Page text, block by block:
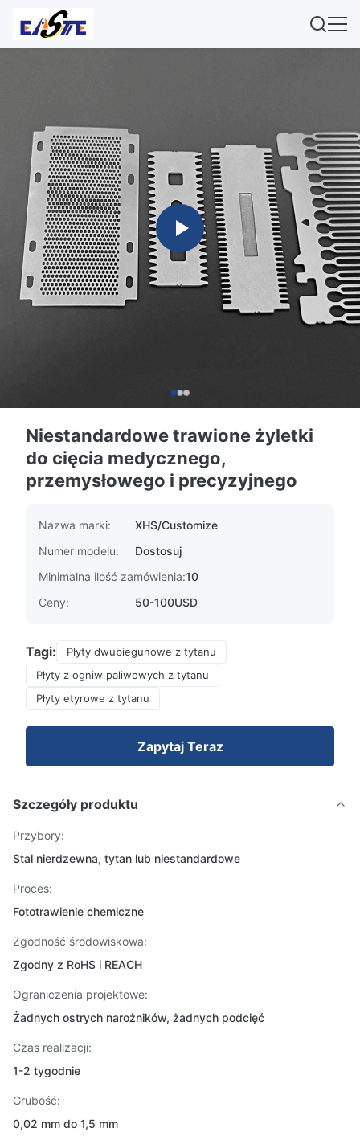
Niestandardowe trawione żyletki
do cięcia medycznego,
przemysłowego i precyzyjnego
Nazwa marki:
XHS/Customize
Numer modelu:
Dostosuj
Minimalna ilość zamówienia:10
Ceny:
50-100USD
Tagi:
Płyty dwubiegunowe z tytanu
Płyty z ogniw paliwowych z tytanu
Płyty etyrowe z tytanu
Zapytaj Teraz
Szczegóły produktu
Przybory:
Stal nierdzewna, tytan lub niestandardowe
Proces:
Fototrawienie chemiczne
Zgodność środowiskowa:
Zgodny z RoHS i REACH
Ograniczenia projektowe:
Żadnych ostrych narożników, żadnych podcięć
Czas realizacji:
1-2 tygodnie
Grubość:
0,02 mm do 1,5 mm